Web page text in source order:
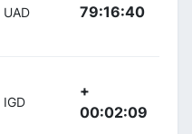
UAD 79:16:40
IGD
+
00:02:09